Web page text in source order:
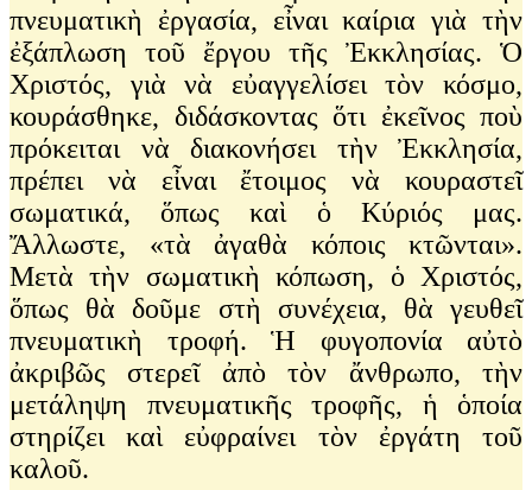
πνευματικὴ ἐργασία, εἶναι καίρια γιὰ τὴν
ἐξάπλωση τοῦ ἔργου τῆς Ἐκκλησίας. Ὁ
Χριστός, γιὰ νὰ εὐαγγελίσει τὸν κόσμο,
κουράσθηκε, διδάσκοντας ὅτι ἐκεῖνος ποὺ
πρόκειται νὰ διακονήσει τὴν Ἐκκλησία,
πρέπει νὰ εἶναι ἔτοιμος νὰ κουραστεῖ
σωματικά, ὅπως καὶ ὁ Κύριός μας.
Ἄλλωστε, «τὰ ἀγαθὰ κόποις κτῶνται».
Μετὰ τὴν σωματικὴ κόπωση, ὁ Χριστός,
ὅπως θὰ δοῦμε στὴ συνέχεια, θὰ γευθεῖ
πνευματικὴ τροφή. Ἡ φυγοπονία αὐτὸ
ἀκριβῶς στερεῖ ἀπὸ τὸν ἄνθρωπο, τὴν
μετάληψη πνευματικῆς τροφῆς, ἡ ὁποία
στηρίζει καὶ εὐφραίνει τὸν ἐργάτη τοῦ
καλοῦ.